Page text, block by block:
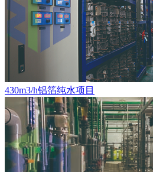
430m3/h铝箔纯水项目